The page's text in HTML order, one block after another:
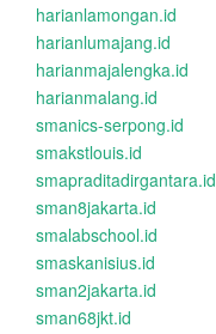
harianlamongan.id
harianlumajang.id
harianmajalengka.id
harianmalang.id
smanics-serpong.id
smakstlouis.id
smapraditadirgantara.id
sman8jakarta.id
smalabschool.id
smaskanisius.id
sman2jakarta.id
sman68jkt.id